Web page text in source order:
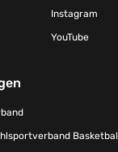
Instagram
YouTube